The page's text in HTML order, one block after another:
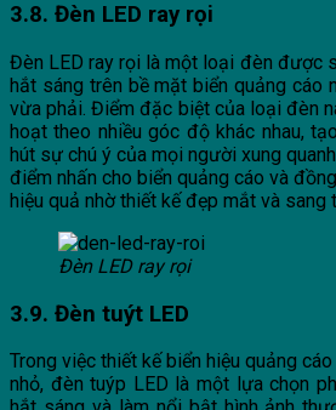
3.8. Đèn LED ray rọi
Đèn LED ray rọi là một loại đèn được
hắt sáng trên bề mặt biển quảng cáo
vừa phải. Điểm đặc biệt của loại đèn
hoạt theo nhiều góc độ khác nhau,
hút sự chú ý của mọi người xung
điểm nhấn cho biển quảng cáo và
hiệu quả nhờ thiết kế đẹp mắt và sang
Đèn LED ray rọi
3.9. Đèn tuýt LED
Trong việc thiết kế biển hiệu quảng
nhỏ, đèn tuýp LED là một lựa chọn